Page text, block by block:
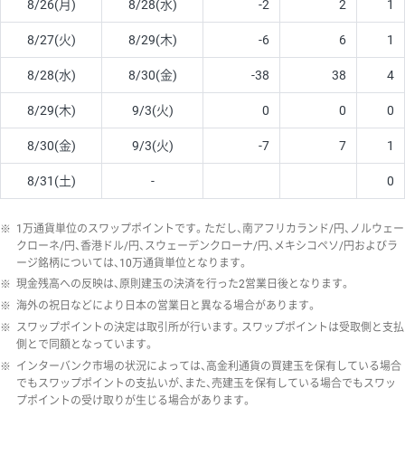
8/26(月) 8/28(水) -2 2 1
8/27(火) 8/29(木) -6 6 1
8/28(水) 8/30(金) -38 38 4
8/29(木) 9/3(火) 0 0 0
8/30(金) 9/3(火) -7 7 1
8/31(土) - 0
※ 1万通貨単位のスワップポイントです。ただし、南アフリカランド/円、ノルウェー
クローネ/円、香港ドル/円、スウェーデンクローナ/円、メキシコペソ/円およびラ
ージ銘柄については、10万通貨単位となります。
※ 現金残高への反映は、原則建玉の決済を行った2営業日後となります。
※ 海外の祝日などにより日本の営業日と異なる場合があります。
※ スワップポイントの決定は取引所が行います。スワップポイントは受取側と支払
側とで同額となっています。
※ インターバンク市場の状況によっては、高金利通貨の買建玉を保有している場合
でもスワップポイントの支払いが、また、売建玉を保有している場合でもスワッ
プポイントの受け取りが生じる場合があります。